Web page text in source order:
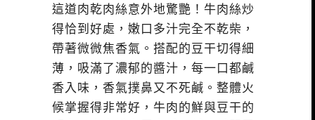
這道肉乾肉絲意外地驚艷！牛肉絲炒
得恰到好處，嫩口多汁完全不乾柴，
帶著微微焦香氣。搭配的豆干切得細
薄，吸滿了濃郁的醬汁，每一口都鹹
香入味，香氣撲鼻又不死鹹。整體火
候掌握得非常好，牛肉的鮮與豆干的